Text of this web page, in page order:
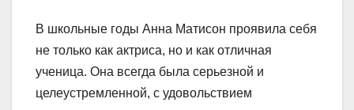
В школьные годы Анна Матисон проявила себя
не только как актриса, но и как отличная
ученица. Она всегда была серьезной и
целеустремленной, с удовольствием